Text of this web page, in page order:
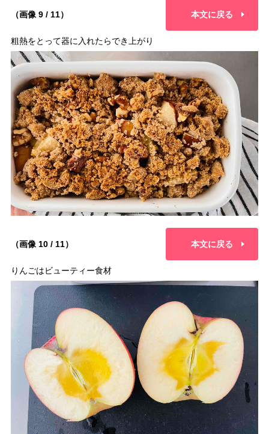
（画像 9 / 11） 本文に戻る
粗熱をとって器に入れたらでき上がり
（画像 10 / 11） 本文に戻る
りんごはビューティー食材